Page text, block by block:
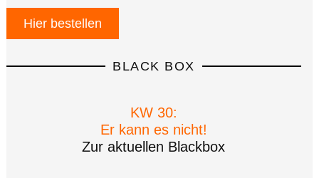
Hier bestellen
BLACK BOX
KW 30:
Er kann es nicht!
Zur aktuellen Blackbox